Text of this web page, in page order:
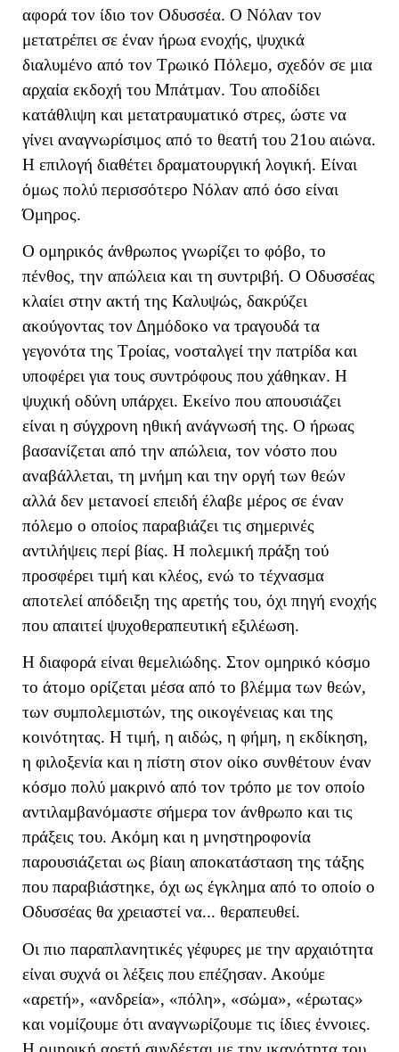
αφορά τον ίδιο τον Οδυσσέα. Ο Νόλαν τον
μετατρέπει σε έναν ήρωα ενοχής, ψυχικά
διαλυμένο από τον Τρωικό Πόλεμο, σχεδόν σε μια
αρχαία εκδοχή του Μπάτμαν. Του αποδίδει
κατάθλιψη και μετατραυματικό στρες, ώστε να
γίνει αναγνωρίσιμος από το θεατή του 21ου αιώνα.
Η επιλογή διαθέτει δραματουργική λογική. Είναι
όμως πολύ περισσότερο Νόλαν από όσο είναι
Όμηρος.
Ο ομηρικός άνθρωπος γνωρίζει το φόβο, το
πένθος, την απώλεια και τη συντριβή. Ο Οδυσσέας
κλαίει στην ακτή της Καλυψώς, δακρύζει
ακούγοντας τον Δημόδοκο να τραγουδά τα
γεγονότα της Τροίας, νοσταλγεί την πατρίδα και
υποφέρει για τους συντρόφους που χάθηκαν. Η
ψυχική οδύνη υπάρχει. Εκείνο που απουσιάζει
είναι η σύγχρονη ηθική ανάγνωσή της. Ο ήρωας
βασανίζεται από την απώλεια, τον νόστο που
αναβάλλεται, τη μνήμη και την οργή των θεών
αλλά δεν μετανοεί επειδή έλαβε μέρος σε έναν
πόλεμο ο οποίος παραβιάζει τις σημερινές
αντιλήψεις περί βίας. Η πολεμική πράξη τού
προσφέρει τιμή και κλέος, ενώ το τέχνασμα
αποτελεί απόδειξη της αρετής του, όχι πηγή ενοχής
που απαιτεί ψυχοθεραπευτική εξιλέωση.
Η διαφορά είναι θεμελιώδης. Στον ομηρικό κόσμο
το άτομο ορίζεται μέσα από το βλέμμα των θεών,
των συμπολεμιστών, της οικογένειας και της
κοινότητας. Η τιμή, η αιδώς, η φήμη, η εκδίκηση,
η φιλοξενία και η πίστη στον οίκο συνθέτουν έναν
κόσμο πολύ μακρινό από τον τρόπο με τον οποίο
αντιλαμβανόμαστε σήμερα τον άνθρωπο και τις
πράξεις του. Ακόμη και η μνηστηροφονία
παρουσιάζεται ως βίαιη αποκατάσταση της τάξης
που παραβιάστηκε, όχι ως έγκλημα από το οποίο ο
Οδυσσέας θα χρειαστεί να... θεραπευθεί.
Οι πιο παραπλανητικές γέφυρες με την αρχαιότητα
είναι συχνά οι λέξεις που επέζησαν. Ακούμε
«αρετή», «ανδρεία», «πόλη», «σώμα», «έρωτας»
και νομίζουμε ότι αναγνωρίζουμε τις ίδιες έννοιες.